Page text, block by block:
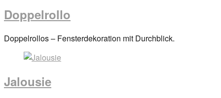
Doppelrollo
Posted
2017By
Doppelrollos – Fensterdekoration mit Durchblick.
Jalousie